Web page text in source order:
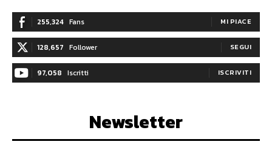
255,324 Fans MI PIACE
128,657 Follower SEGUI
97,058 Iscritti ISCRIVITI
Newsletter